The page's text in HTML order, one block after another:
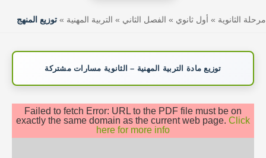
مرحلة الثانوية » أول ثانوي » الفصل الثاني » التربية المهنية » توزيع المنهج
توزيع مادة التربية المهنية – الثانوية مسارات مشتركة
Failed to fetch Error: URL to the PDF file must be on
exactly the same domain as the current web page. Click
here for more info